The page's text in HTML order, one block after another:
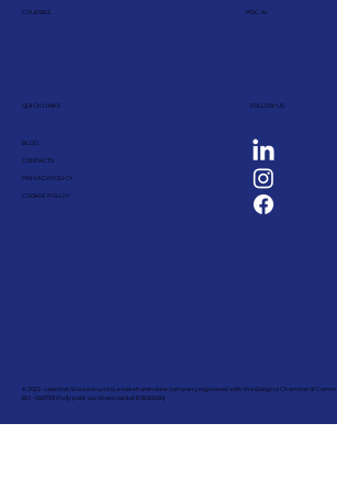
COURSES PDC-AI
QUICK LINKS
BLOG
CONTACTS
PRIVACY POLICY
COOKIE POLICY
FOLLOW US
© 2023 - Leanbet Srl a socio unico, a sole shareholder company registered with the Bologna Chamber of
BO - 556759 (Fully paid-up share capital €18,000.00)